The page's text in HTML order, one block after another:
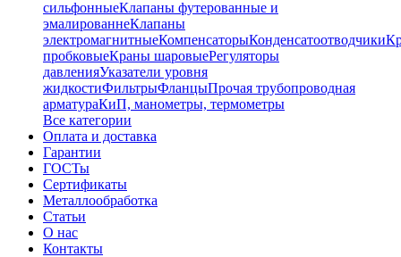
сильфонныеКлапаны футерованные и
эмалированнеКлапаны
электромагнитныеКомпенсаторыКонденсатоотводчики
пробковыеКраны шаровыеРегуляторы
давленияУказатели уровня
жидкостиФильтрыФланцыПрочая трубопроводная
арматураКиП, манометры, термометры
Все категории
Оплата и доставка
Гарантии
ГОСТы
Сертификаты
Металлообработка
Статьи
О нас
Контакты